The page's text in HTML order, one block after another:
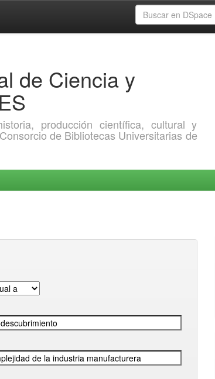
de Ciencia y
producción científica, cultural y
de Bibliotecas Universitarias de